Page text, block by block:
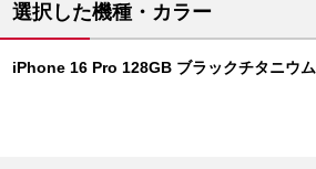
選択した機種・カラー
iPhone 16 Pro 128GB ブラックチタニウム